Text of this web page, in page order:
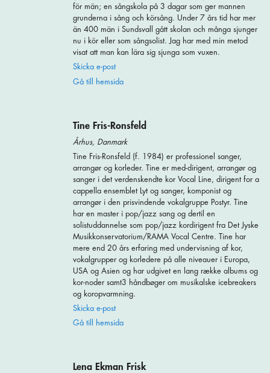
för män; en sångskola på 3 dagar som ger mannen
grunderna i sång och körsång. Under 7 års tid har mer
än 400 män i Sundsvall gått skolan och många sjunger
nu i kör eller som sångsolist. Jag har med min metod
visat att man kan lära sig sjunga som vuxen.
Skicka e-post
Gå till hemsida
Tine Fris-Ronsfeld
Århus, Danmark
Tine Fris-Ronsfeld (f. 1984) er professionel sanger,
arrangør og korleder. Tine er med-dirigent, arrangør og
sanger i det verdenskendte kor Vocal Line, dirigent for a
cappella ensemblet Lyt og sanger, komponist og
arrangør i den prisvindende vokalgruppe Postyr. Tine
har en master i pop/jazz sang og dertil en
solistuddannelse som pop/jazz kordirigent fra Det Jyske
Musikkonservatorium/RAMA Vocal Centre. Tine har
mere end 20 års erfaring med undervisning af kor,
vokalgrupper og korledere på alle niveauer i Europa,
USA og Asien og har udgivet en lang række albums og
kor-noder samt3 håndbøger om musikalske icebreakers
og koropvarmning.
Skicka e-post
Gå till hemsida
Lena Ekman Frisk